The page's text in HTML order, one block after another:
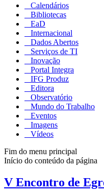
Calendários
Bibliotecas
EaD
Internacional
Dados Abertos
Serviços de TI
Inovação
Portal Integra
IFG Produz
Editora
Observatório
Mundo do Trabalho
Eventos
Imagens
Vídeos
Fim do menu principal
Início do conteúdo da página
V Encontro de